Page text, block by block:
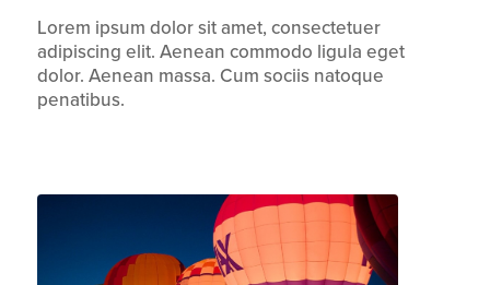
Lorem ipsum dolor sit amet, consectetuer
adipiscing elit. Aenean commodo ligula eget
dolor. Aenean massa. Cum sociis natoque
penatibus.